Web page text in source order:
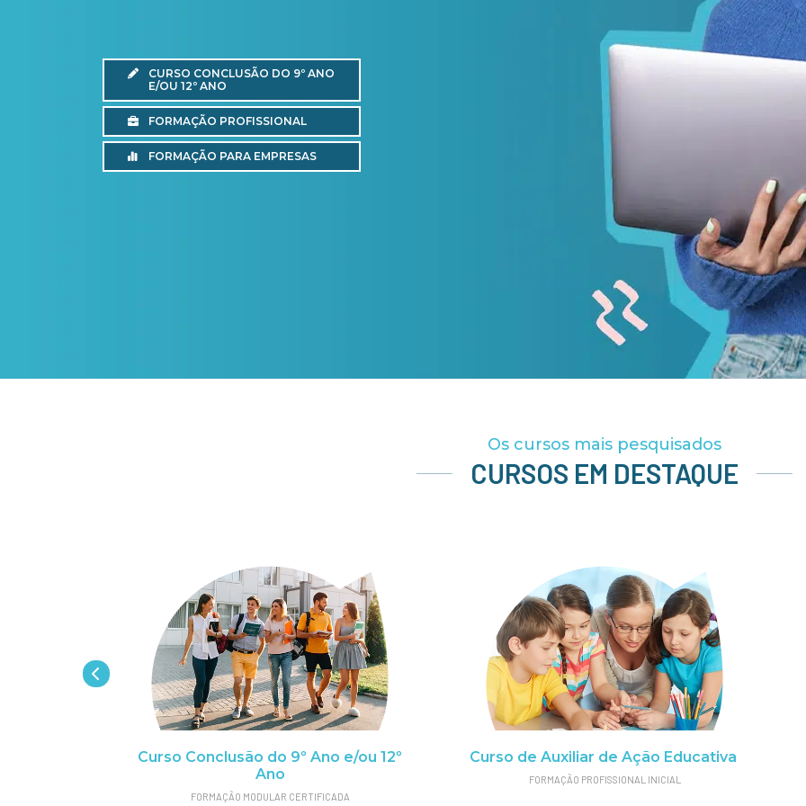
CURSO CONCLUSÃO DO 9º ANO
E/OU 12º ANO
FORMAÇÃO PROFISSIONAL
FORMAÇÃO PARA EMPRESAS
Os cursos mais pesquisados
CURSOS EM DESTAQUE
Curso Conclusão do 9º Ano e/ou 12º
Ano
FORMAÇÃO MODULAR CERTIFICADA
Curso de Auxiliar de Ação Educativa
FORMAÇÃO PROFISSIONAL INICIAL